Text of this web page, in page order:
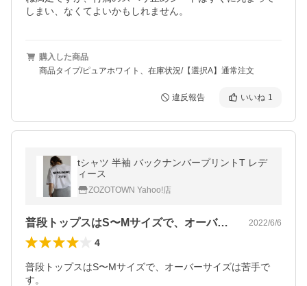
しまい、なくてよいかもしれません。
購入した商品
商品タイプ/ピュアホワイト、在庫状況/【選択A】通常注文
違反報告 いいね 1
tシャツ 半袖 バックナンバープリントT レデ
ィース
ZOZOTOWN Yahoo!店
普段トップスはS〜Mサイズで、オーバー… 2022/6/6
4
普段トップスはS〜Mサイズで、オーバーサイズは苦手で
す。